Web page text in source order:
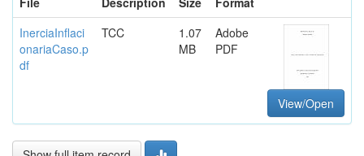
InerciaInflaci
onariaCaso.p
df
TCC
1.07
MB
Adobe
PDF
View/Open